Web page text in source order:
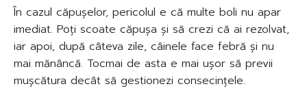
În cazul căpușelor, pericolul e că multe boli nu apar
imediat. Poți scoate căpușa și să crezi că ai rezolvat,
iar apoi, după câteva zile, câinele face febră și nu
mai mănâncă. Tocmai de asta e mai ușor să previi
mușcătura decât să gestionezi consecințele.